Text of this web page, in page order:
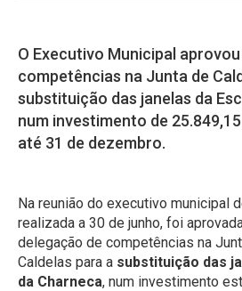
O Executivo Municipal
competências na Junta de
substituição das janelas da
num investimento de
até 31 de dezembro.
Na reunião do executivo municipal
realizada a 30 de junho, foi
delegação de competências na
Caldelas para a substituição das
da Charneca, num investimento